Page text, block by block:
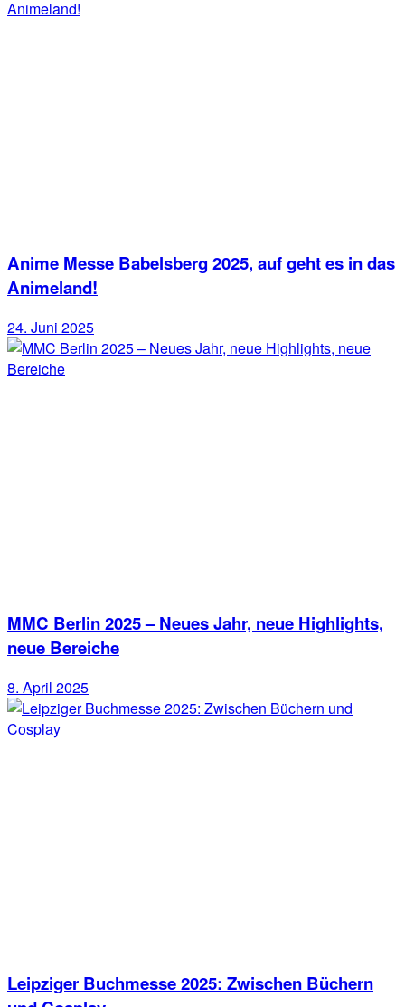
Anime Messe Babelsberg 2025, auf geht es in das
Animeland!
24. Juni 2025
MMC Berlin 2025 – Neues Jahr, neue Highlights,
neue Bereiche
8. April 2025
Leipziger Buchmesse 2025: Zwischen Büchern